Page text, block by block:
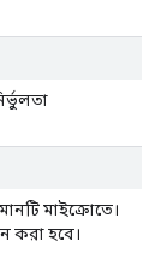
মাইক্রোতে।
করা হবে।